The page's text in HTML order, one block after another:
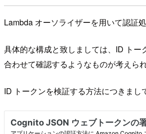
Lambda オーソライザーを用いて認証
具体的な構成と致しましては、ID ト
合わせて確認するようなものが考えられ
ID トークンを検証する方法につきまし